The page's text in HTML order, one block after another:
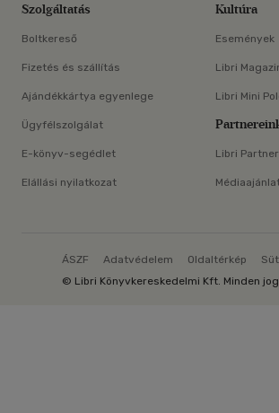
Szolgáltatás
Boltkereső
Fizetés és szállítás
Ajándékkártya egyenlege
Ügyfélszolgálat
E-könyv-segédlet
Elállási nyilatkozat
Kultúra
Események
Libri
Libri Mini
Libri
ÁSZF Adatvédelem Oldaltérkép
© Libri Könyvkereskedelmi Kft. Minden